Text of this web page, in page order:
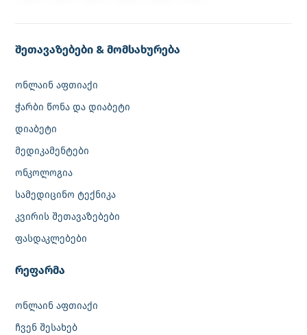
შეთავაზებები & მომსახურება
ონლაინ აფთიაქი
ჭარბი წონა და დიაბეტი
დიაბეტი
მედიკამენტები
ონკოლოგია
სამედიცინო ტექნიკა
კვირის შეთავაზებები
ფასდაკლებები
რეფარმა
ონლაინ აფთიაქი
ჩვენ შესახებ